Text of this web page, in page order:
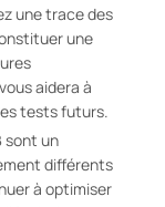
une trace des
une
aidera à
tests futurs.
sont un
différents
à optimiser